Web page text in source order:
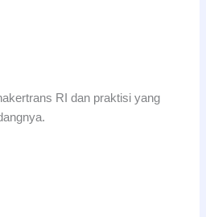
RI dan praktisi yang